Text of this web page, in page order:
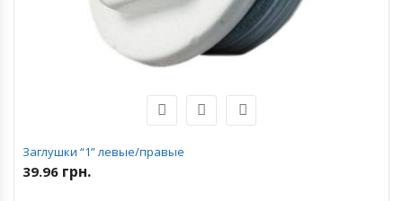
Заглушки “1” левые/правые
39.96 грн.